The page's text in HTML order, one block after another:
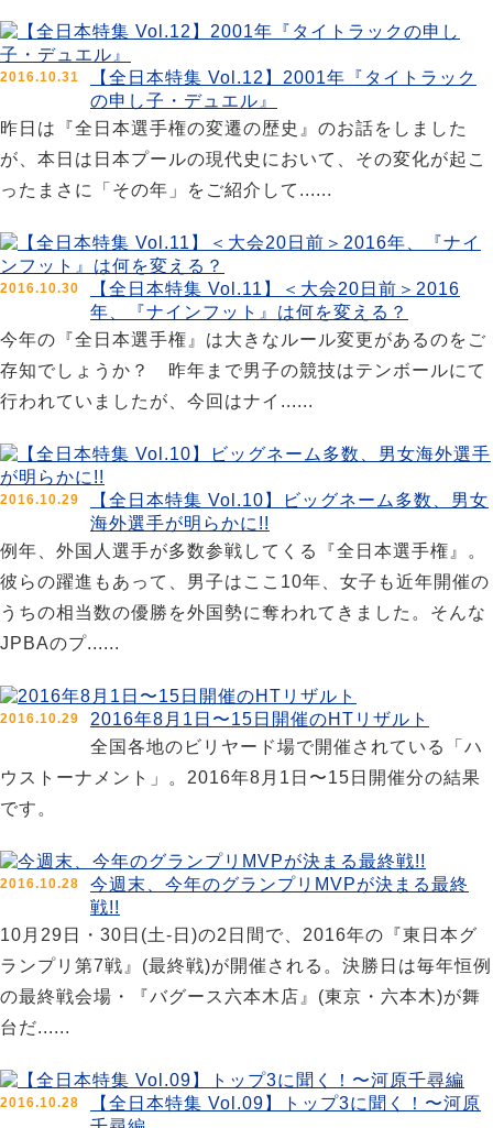
2016.10.31
【全日本特集 Vol.12】2001年『タイトラック
の申し子・デュエル』
昨日は『全日本選手権の変遷の歴史』のお話をしました
が、本日は日本プールの現代史において、その変化が起こ
ったまさに「その年」をご紹介して......
2016.10.30
【全日本特集 Vol.11】＜大会20日前＞2016
年、『ナインフット』は何を変える？
今年の『全日本選手権』は大きなルール変更があるのをご
存知でしょうか？ 昨年まで男子の競技はテンボールにて
行われていましたが、今回はナイ......
2016.10.29
【全日本特集 Vol.10】ビッグネーム多数、男女
海外選手が明らかに!!
例年、外国人選手が多数参戦してくる『全日本選手権』。
彼らの躍進もあって、男子はここ10年、女子も近年開催の
うちの相当数の優勝を外国勢に奪われてきました。そんな
JPBAのプ......
2016.10.29
2016年8月1日〜15日開催のHTリザルト
全国各地のビリヤード場で開催されている「ハ
ウストーナメント」。2016年8月1日〜15日開催分の結果
です。
2016.10.28
今週末、今年のグランプリMVPが決まる最終
戦!!
10月29日・30日(土-日)の2日間で、2016年の『東日本グ
ランプリ第7戦』(最終戦)が開催される。決勝日は毎年恒例
の最終戦会場・『バグース六本木店』(東京・六本木)が舞
台だ......
2016.10.28
【全日本特集 Vol.09】トップ3に聞く！〜河原